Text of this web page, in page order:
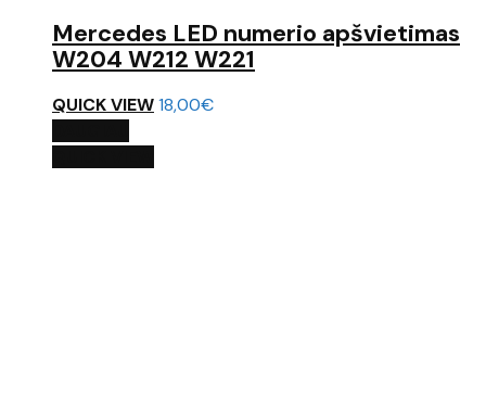
Mercedes LED numerio apšvietimas
W204 W212 W221
QUICK VIEW18,00€